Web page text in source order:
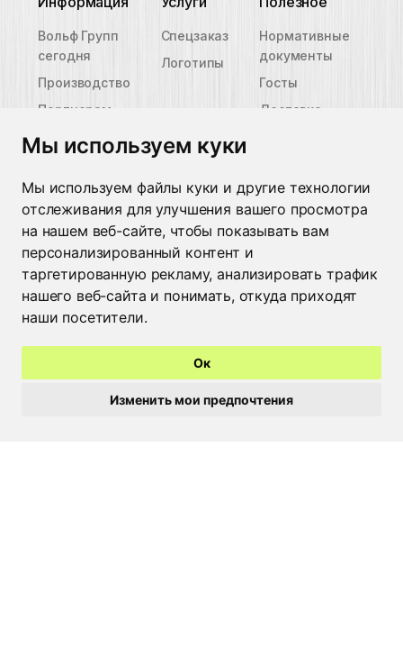
Мы используем куки
Мы используем файлы куки и другие технологии
отслеживания для улучшения вашего просмотра
на нашем веб-сайте, чтобы показывать вам
персонализированный контент и
таргетированную рекламу, анализировать трафик
нашего веб-сайта и понимать, откуда приходят
наши посетители.
Ок
Изменить мои предпочтения
Вольф Групп
сегодня
Производство
Партнерам
Новости
Спецзаказ
Логотипы
Нормативные
документы
Госты
Доставка
Пиктограммы
защиты
Контакты
Минск
+375 29 662 49 09
Москва
+7 926 022 48 59
Брест
+375 44 515 25 50
Пинск
+375 44 535 88 95
Жлобин
+375 29 682 92 94
Мозырь
+375 236 22 03 04